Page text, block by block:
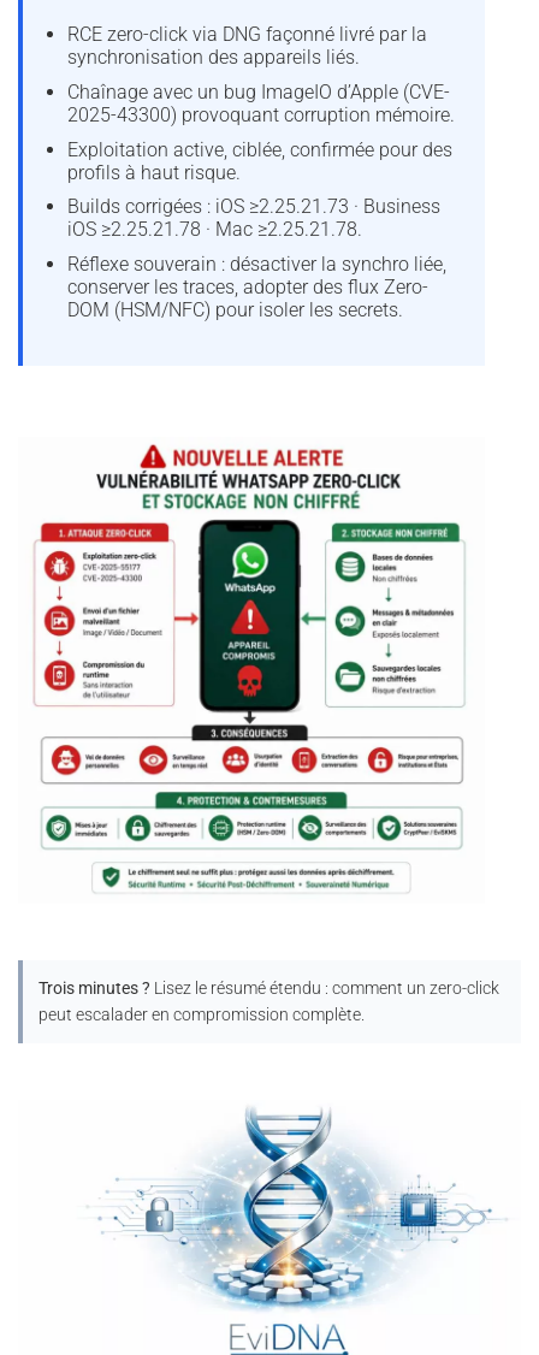
RCE zero-click via DNG façonné livré par la
synchronisation des appareils liés.
Chaînage avec un bug ImageIO d’Apple (CVE-
2025-43300) provoquant corruption mémoire.
Exploitation active, ciblée, confirmée pour des
profils à haut risque.
Builds corrigées : iOS ≥2.25.21.73 · Business
iOS ≥2.25.21.78 · Mac ≥2.25.21.78.
Réflexe souverain : désactiver la synchro liée,
conserver les traces, adopter des flux Zero-
DOM (HSM/NFC) pour isoler les secrets.
Trois minutes ? Lisez le résumé étendu : comment un zero-click
peut escalader en compromission complète.